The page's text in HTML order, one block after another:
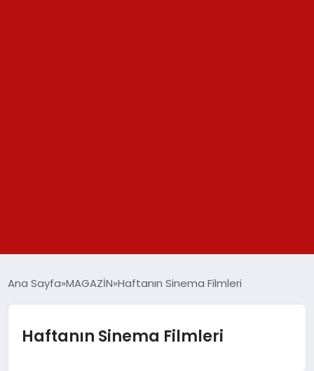
SPOR
YAŞAM
Ana Sayfa MAGAZİN Haftanın Sinema Filmleri
Haftanın Sinema Filmleri